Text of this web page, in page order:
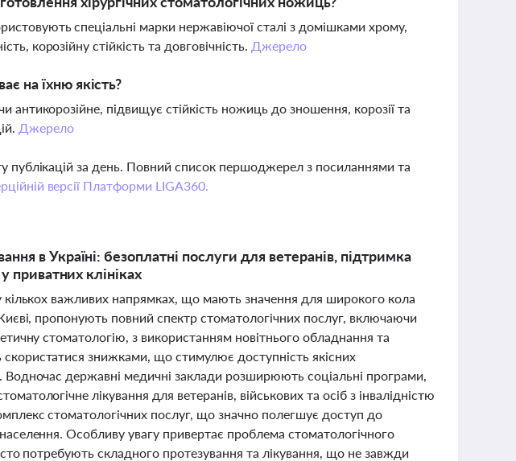
спеціальні марки нержавіючої сталі з домішками хрому,
корозійну стійкість та довговічність. Джерело
на їхню якість?
антикорозійне, підвищує стійкість ножиць до зношення, корозії та
Джерело
публікацій за день. Повний список першоджерел з посиланнями та
версії Платформи LIGA360.
в Україні: безоплатні послуги для ветеранів, підтримка
приватних клініках
кількох важливих напрямках, що мають значення для широкого кола
пропонують повний спектр стоматологічних послуг, включаючи
стоматологію, з використанням новітнього обладнання та
знижками, що стимулює доступність якісних
Водночас державні медичні заклади розширюють соціальні програми,
лікування для ветеранів, військових та осіб з інвалідністю
стоматологічних послуг, що значно полегшує доступ до
Особливу увагу привертає проблема стоматологічного
потребують складного протезування та лікування, що не завжди